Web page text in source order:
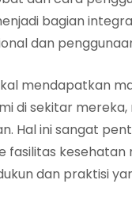
bagian
dan
mendapatkan
di sekitar
Hal ini sangat
fasilitas kesehatan
dan praktisi